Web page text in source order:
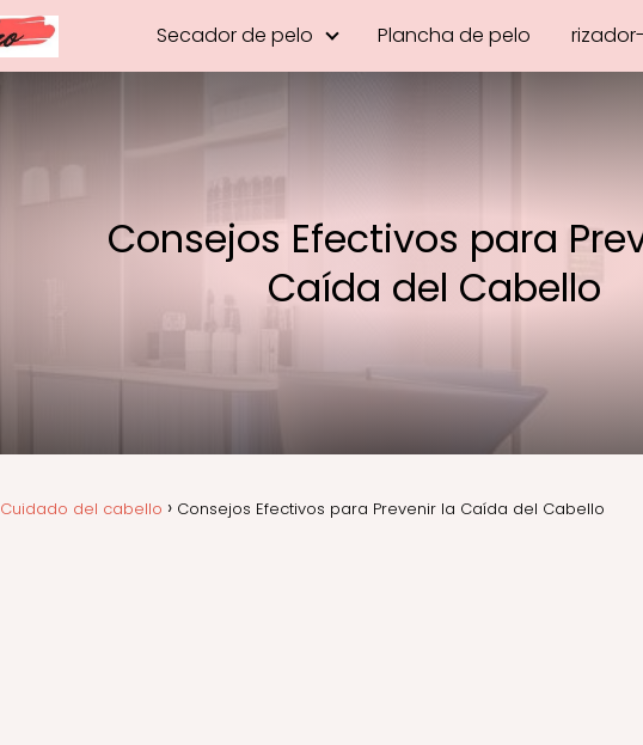
Secador de pelo Plancha de pelo
Consejos Efectivos para
Caída del Cabello
Cuidado del cabello Consejos Efectivos para Prevenir la Caída del Cabello